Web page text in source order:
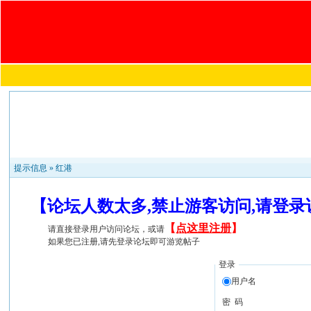
提示信息 »红港
【论坛人数太多,禁止游客访问,请登
请直接登录用户访问论坛，或请 【 点这里注册】
如果您已注册,请先登录论坛即可游览帖子
登录
用户名
密 码